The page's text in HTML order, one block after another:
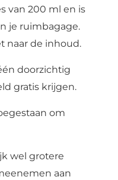
van 200 ml en is
je ruimbagage.
naar de inhoud.
doorzichtig
gratis krijgen.
om
wel grotere
aan